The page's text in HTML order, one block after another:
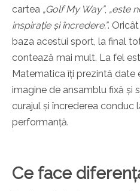
cartea „Golf My Way”, „este
inspirație și încredere.”.
baza acestui sport, la final
contează mai mult. La fel
Matematica îți prezintă date
imagine de ansamblu fixă și
curajul și încrederea conduc
performanță.
Ce face